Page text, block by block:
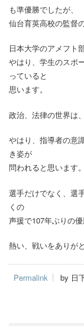
も準優勝でしたが、
仙台育英高校の監督
日本大学のアメフト
やはり、学生のスポ
っていると
思います。
政治、法律の世界は
やはり、指導者の意
き姿が
問われると思います。
選手だけでなく、選
くの
声援で107年ぶりの
熱い、戦いをありが
Permalink by 日